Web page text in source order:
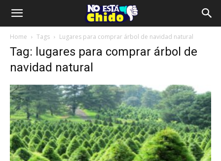
Home Tags Lugares para comprar árbol de navidad natural
Tag: lugares para comprar árbol de
navidad natural